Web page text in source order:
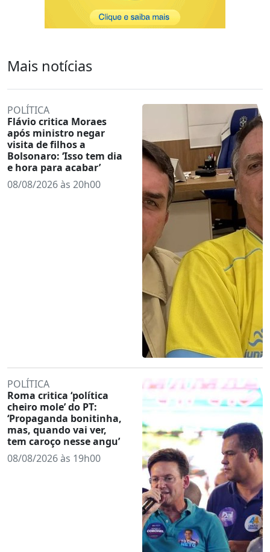
Mais notícias
POLÍTICA
Flávio critica Moraes
após ministro negar
visita de filhos a
Bolsonaro: ‘Isso tem dia
e hora para acabar’
08/08/2026 às 20h00
POLÍTICA
Roma critica ‘política
cheiro mole’ do PT:
‘Propaganda bonitinha,
mas, quando vai ver,
tem caroço nesse angu’
08/08/2026 às 19h00